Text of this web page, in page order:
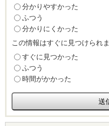
分かりやすかった
ふつう
分かりにくかった
この情報はすぐに見つけられ
すぐに見つかった
ふつう
時間がかかった